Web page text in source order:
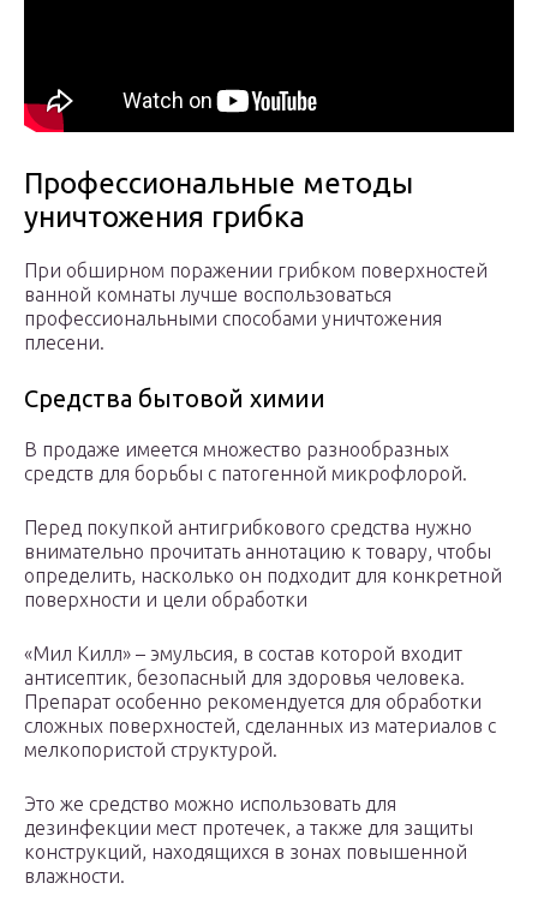
Профессиональные методы
уничтожения грибка
При обширном поражении грибком поверхностей
ванной комнаты лучше воспользоваться
профессиональными способами уничтожения
плесени.
Средства бытовой химии
В продаже имеется множество разнообразных
средств для борьбы с патогенной микрофлорой.
Перед покупкой антигрибкового средства нужно
внимательно прочитать аннотацию к товару, чтобы
определить, насколько он подходит для конкретной
поверхности и цели обработки
«Мил Килл» – эмульсия, в состав которой входит
антисептик, безопасный для здоровья человека.
Препарат особенно рекомендуется для обработки
сложных поверхностей, сделанных из материалов с
мелкопористой структурой.
Это же средство можно использовать для
дезинфекции мест протечек, а также для защиты
конструкций, находящихся в зонах повышенной
влажности.